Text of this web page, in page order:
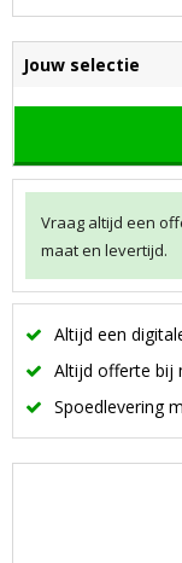
Jouw selectie
Vraag altijd een
maat en levertijd.
Altijd een
Altijd offerte bij
Spoedlevering